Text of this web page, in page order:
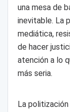
una mesa de
inevitable. La
mediática,
de hacer
atención a lo
más seria.
La